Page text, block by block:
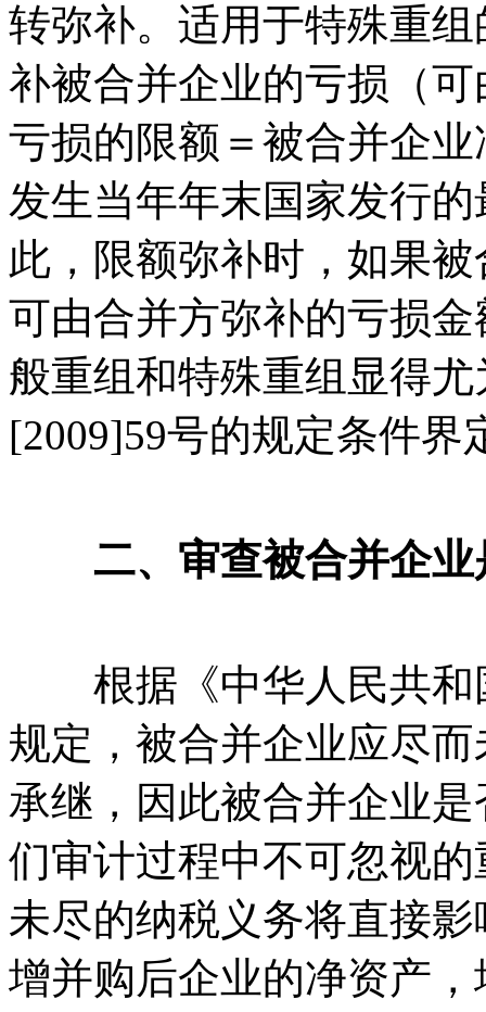
转弥补。适用于特殊重
补被合并企业的亏损（
亏损的限额＝被合并企
发生当年年末国家发行
此，限额弥补时，如果
可由合并方弥补的亏损
般重组和特殊重组显得
[2009]59号的规定条件界
二、审查被合并企
根据《中华人民共和
规定，被合并企业应尽
承继，因此被合并企业
们审计过程中不可忽视
未尽的纳税义务将直接
增并购后企业的净资产